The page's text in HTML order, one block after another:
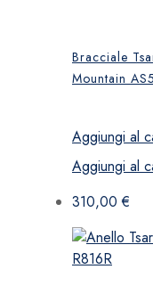
Bracciale
Mountain AS5
Aggiungi al
Aggiungi al
310,00€